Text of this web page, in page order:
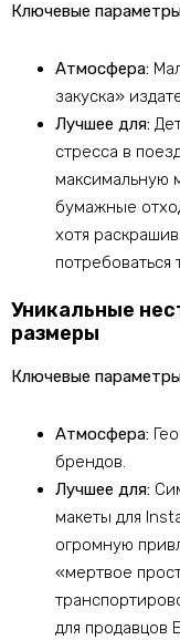
Ключевые
Атмосфера:
закуска»
Лучшее для:
стресса в
максимальную
бумажные
хотя
Уникальные
размеры
Ключевые
Атмосфера:
брендов.
Лучшее для:
макеты для
огромную
«мертвое
для продавцов